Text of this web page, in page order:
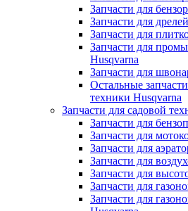
Запчасти для
Запчасти для
Запчасти для
Запчасти для
Husqvarna
Запчасти для
Остальные
техники Husqvarna
Запчасти для садовой
Запчасти для
Запчасти для
Запчасти для
Запчасти для
Запчасти для
Запчасти для
Запчасти для